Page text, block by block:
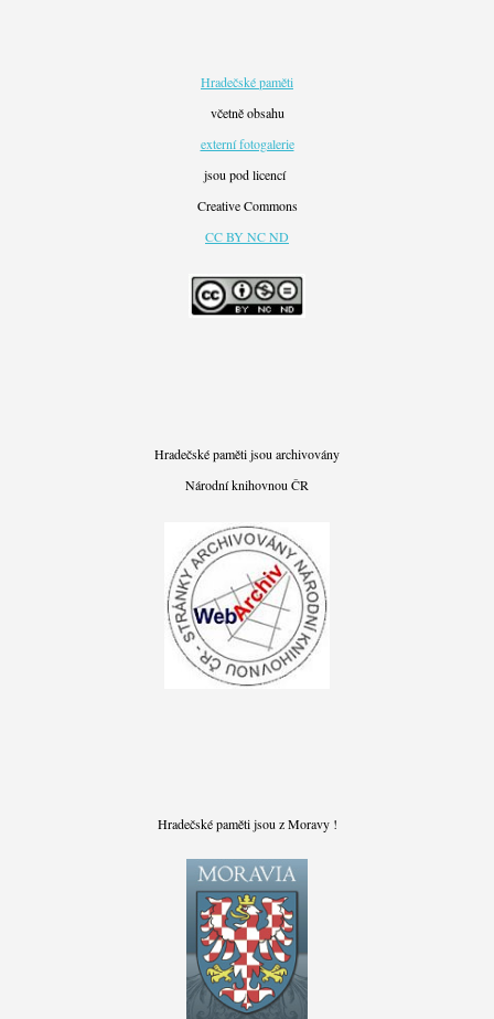
Hradečské paměti
včetně obsahu
externí fotogalerie
jsou pod licencí
Creative Commons
CC BY NC ND
Hradečské paměti jsou archivovány
Národní knihovnou ČR
Hradečské paměti jsou z Moravy !